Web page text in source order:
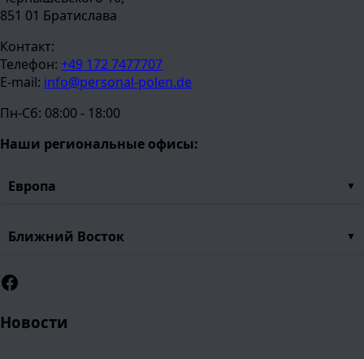
851 01 Братислава
Контакт:
Телефон: +49 172 7477707
E-mail: info@personal-polen.de
Пн-Сб: 08:00 - 18:00
Наши региональные офисы:
Европа
Ближний Восток
Facebook
Новости